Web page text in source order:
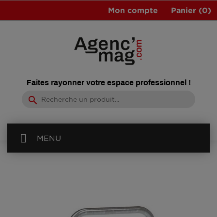
Panier (0)
Mon compte
Faites rayonner votre espace professionnel !
search
MENU